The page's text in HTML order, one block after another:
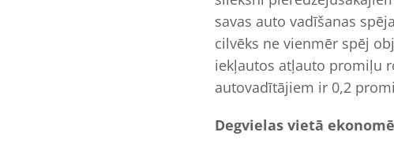
savas auto vadīšanas
cilvēks ne vienmēr spēj
iekļautos atļauto promiļu
autovadītājiem ir 0,2
Degvielas vietā